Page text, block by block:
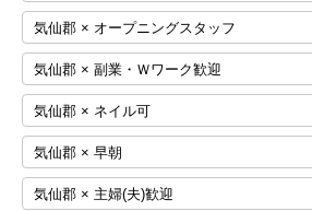
気仙郡 × オープニングスタッフ
気仙郡 × 副業・Ｗワーク歓迎
気仙郡 × ネイル可
気仙郡 × 早朝
気仙郡 × 主婦(夫)歓迎